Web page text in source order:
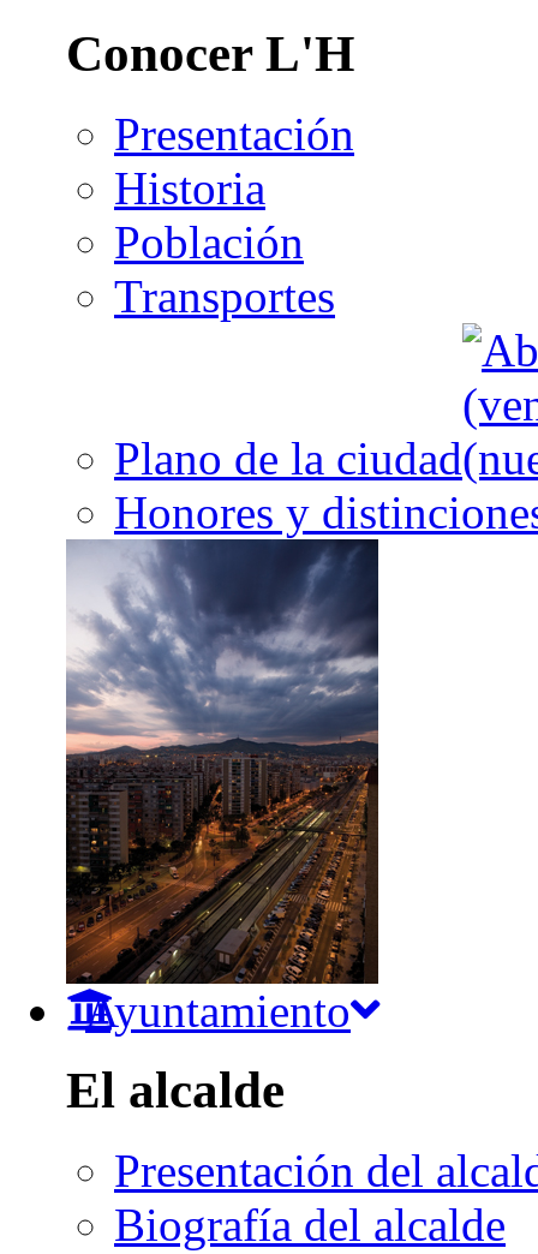
Conocer L'H
Presentación
Historia
Población
Transportes
Plano de la ciudad
Honores y
Ayuntamiento
El alcalde
Presentación del
Biografía del alcalde